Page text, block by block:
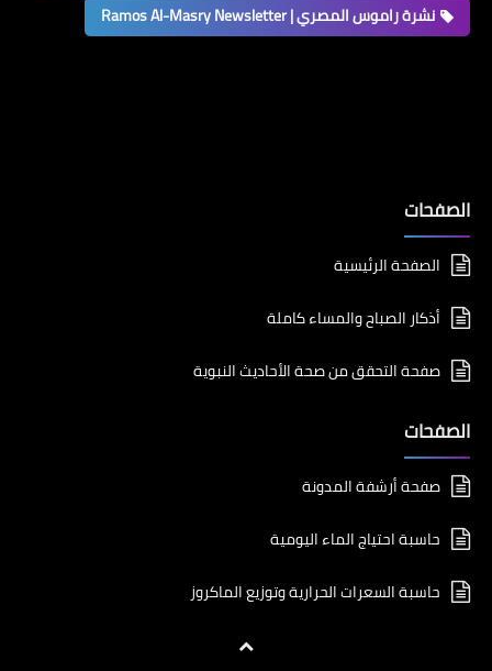
نشرة راموس المصري | Ramos Al-Masry Newsletter
الصفحات
الصفحة الرئيسية
أذكار الصباح والمساء كاملة
صفحة التحقق من صحة الأحاديث النبوية
الصفحات
صفحة أرشفة المدونة
حاسبة احتياج الماء اليومية
حاسبة السعرات الحرارية وتوزيع الماكروز